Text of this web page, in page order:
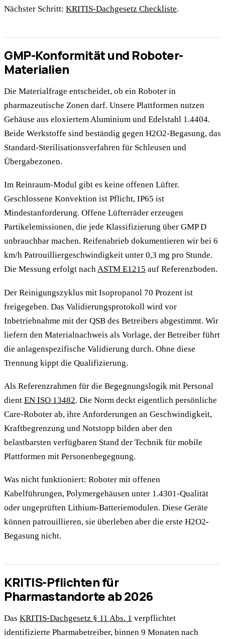
Nächster Schritt: KRITIS-Dachgesetz Checkliste.
GMP-Konformität und Roboter-
Materialien
Die Materialfrage entscheidet, ob ein Roboter in
pharmazeutische Zonen darf. Unsere Plattformen nutzen
Gehäuse aus eloxiertem Aluminium und Edelstahl 1.4404.
Beide Werkstoffe sind beständig gegen H2O2-Begasung, das
Standard-Sterilisationsverfahren für Schleusen und
Übergabezonen.
Im Reinraum-Modul gibt es keine offenen Lüfter.
Geschlossene Konvektion ist Pflicht, IP65 ist
Mindestanforderung. Offene Lüfterräder erzeugen
Partikelemissionen, die jede Klassifizierung über GMP D
unbrauchbar machen. Reifenabrieb dokumentieren wir bei 6
km/h Patrouilliergeschwindigkeit unter 0,3 mg pro Stunde.
Die Messung erfolgt nachASTM E1215 auf Referenzboden.
Der Reinigungszyklus mit Isopropanol 70 Prozent ist
freigegeben. Das Validierungsprotokoll wird vor
Inbetriebnahme mit der QSB des Betreibers abgestimmt. Wir
liefern den Materialnachweis als Vorlage, der Betreiber führt
die anlagenspezifische Validierung durch. Ohne diese
Trennung kippt die Qualifizierung.
Als Referenzrahmen für die Begegnungslogik mit Personal
dient EN ISO 13482. Die Norm deckt eigentlich persönliche
Care-Roboter ab, ihre Anforderungen an Geschwindigkeit,
Kraftbegrenzung und Notstopp bilden aber den
belastbarsten verfügbaren Stand der Technik für mobile
Plattformen mit Personenbegegnung.
Was nicht funktioniert: Roboter mit offenen
Kabelführungen, Polymergehäusen unter 1.4301-Qualität
oder ungeprüften Lithium-Batteriemodulen. Diese Geräte
können patrouillieren, sie überleben aber die erste H2O2-
Begasung nicht.
KRITIS-Pflichten für
Pharmastandorte ab 2026
Das KRITIS-Dachgesetz § 11 Abs. 1 verpflichtet
identifizierte Pharmabetreiber, binnen 9 Monaten nach